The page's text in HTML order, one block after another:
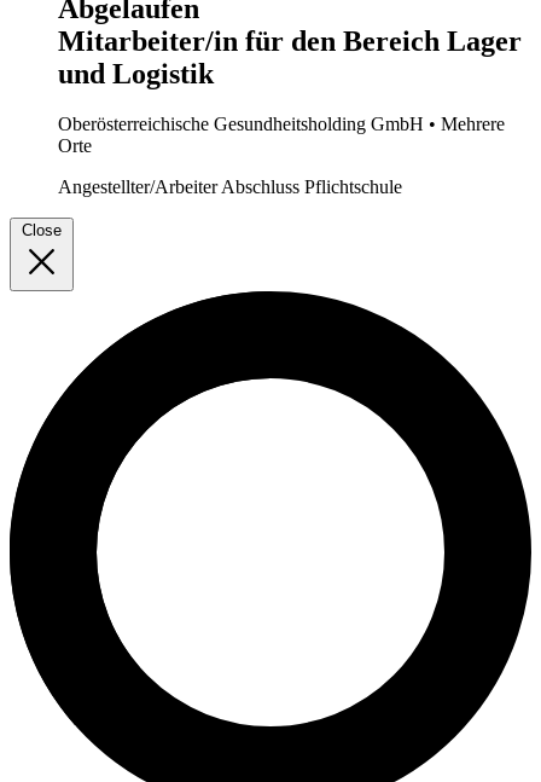
Abgelaufen
Mitarbeiter/in für den Bereich Lager
und Logistik
Oberösterreichische Gesundheitsholding GmbH • Mehrere
Orte
Angestellter/ArbeiterAbschluss Pflichtschule
Close